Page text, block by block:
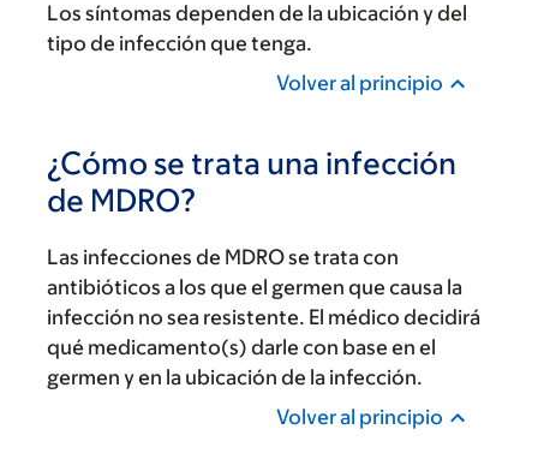
Los síntomas dependen de la ubicación y del
tipo de infección que tenga.
Volver al principio
¿Cómo se trata una infección
de MDRO?
Las infecciones de MDRO se trata con
antibióticos a los que el germen que causa la
infección no sea resistente. El médico decidirá
qué medicamento(s) darle con base en el
germen y en la ubicación de la infección.
Volver al principio